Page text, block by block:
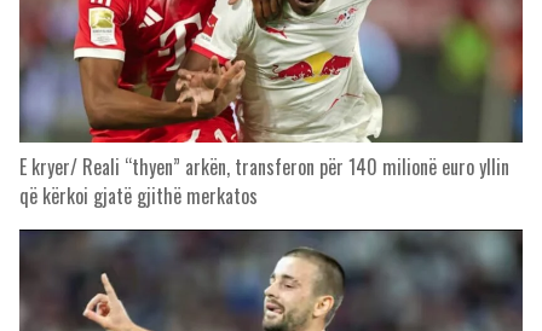
E kryer/ Reali “thyen” arkën, transferon për 140 milionë euro yllin
që kërkoi gjatë gjithë merkatos